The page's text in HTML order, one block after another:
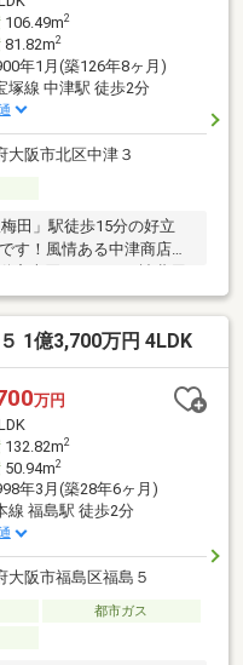
106.49m2
81.82m2
年1月(築126年8ヶ月)
塚線 中津駅 徒歩2分
大阪市北区中津３
田」駅徒歩15分の好立
す！風情ある中津商店街
産売買をはじめ、諸費用
ご紹介、リフォームまで
、お客様の大切な不動産
まいに関する疑問やお悩
へお気軽にご相談くださ
1億3,700万円 4LDK
万円
132.82m2
50.94m2
年3月(築28年6ヶ月)
線 福島駅 徒歩2分
大阪市福島区福島５
都市ガス